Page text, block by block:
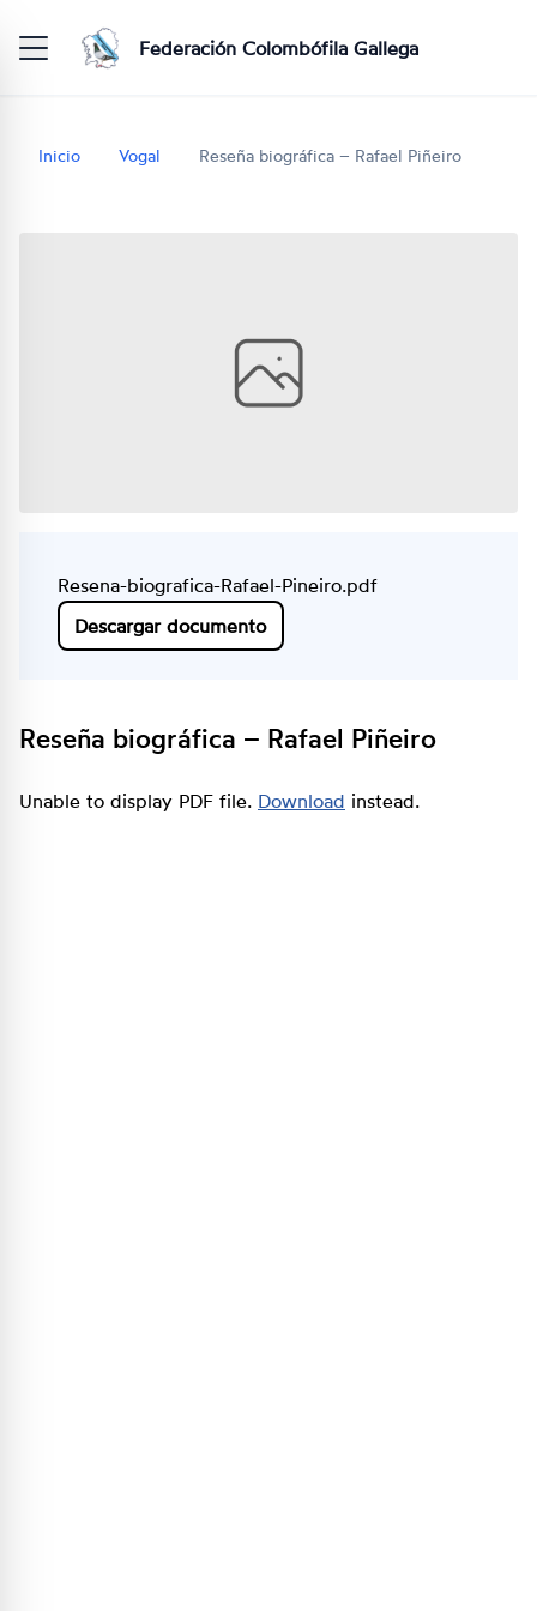
Federación Colombófila Gallega
Inicio Vogal Reseña biográfica – Rafael Piñeiro
Resena-biografica-Rafael-Pineiro.pdf
Descargar documento
Reseña biográfica – Rafael Piñeiro
Unable to display PDF file. Download instead.